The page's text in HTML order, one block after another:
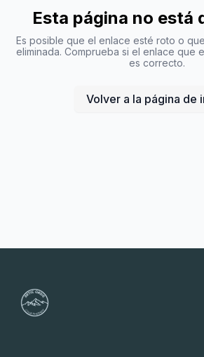
Esta página no está
Es posible que el enlace esté roto o
eliminada. Comprueba si el enlace que
es correcto.
Volver a la página de